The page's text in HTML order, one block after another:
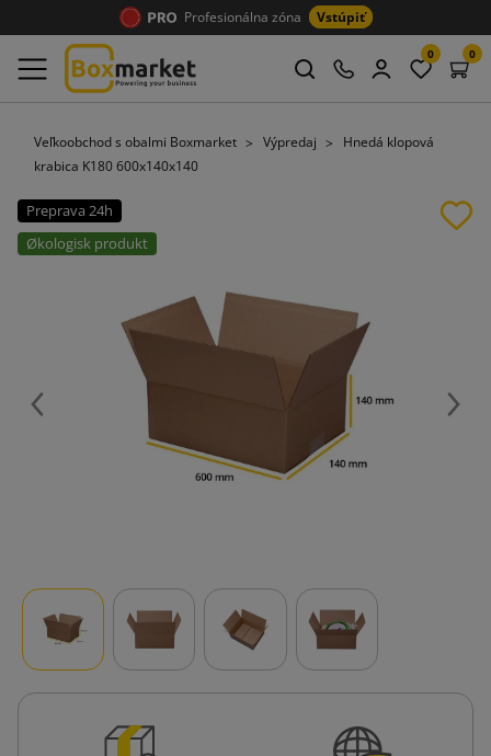
Profesionálna zóna Vstúpiť
0 0
Veľkoobchod s obalmi Boxmarket Výpredaj
Hnedá klopová
krabica K180 600x140x140
Preprava 24h
Økologisk produkt
Späť Ďalej